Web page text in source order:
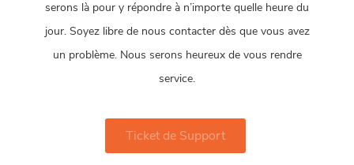
serons là pour y répondre à n’importe quelle heure du
jour. Soyez libre de nous contacter dès que vous avez
un problème. Nous serons heureux de vous rendre
service.
Ticket de Support